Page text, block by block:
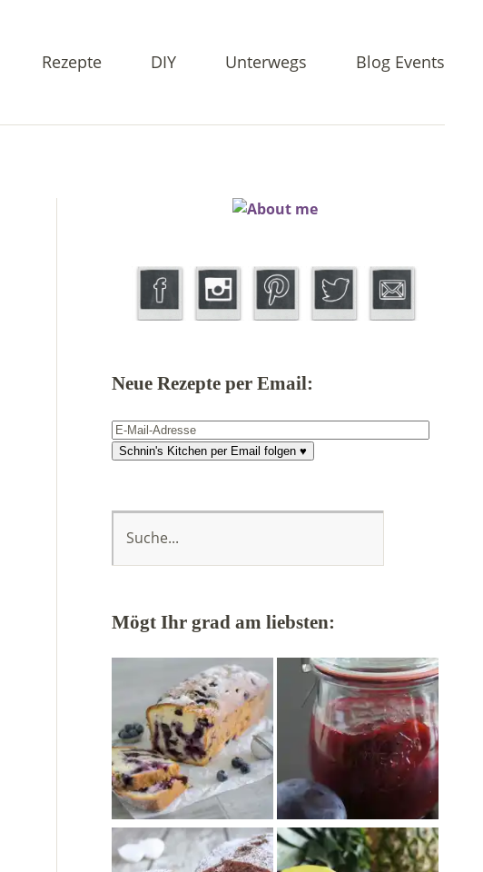
Rezepte DIY Unterwegs Blog Events
Neue Rezepte per Email:
E-
Mail-
Schnin's Kitchen per Email folgen ♥
Mögt Ihr grad am liebsten: